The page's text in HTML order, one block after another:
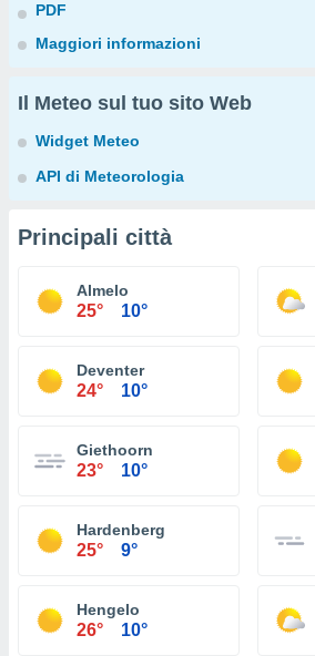
PDF
Maggiori informazioni
Il Meteo sul tuo sito Web
Widget Meteo
API di Meteorologia
Principali città
Almelo
25° 10°
Deventer
24° 10°
Giethoorn
23° 10°
Hardenberg
25° 9°
Hengelo
26° 10°